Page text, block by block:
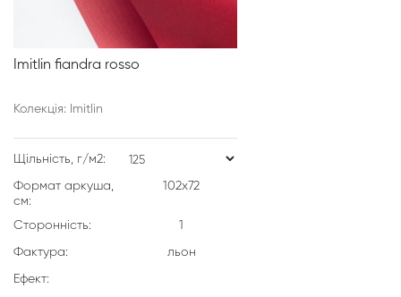
Imitlin fiandra rosso
Колекція: Imitlin
Щільність, г/м2:
Формат аркуша,
см:
102х72
Сторонність: 1
Фактура: льон
Ефект: